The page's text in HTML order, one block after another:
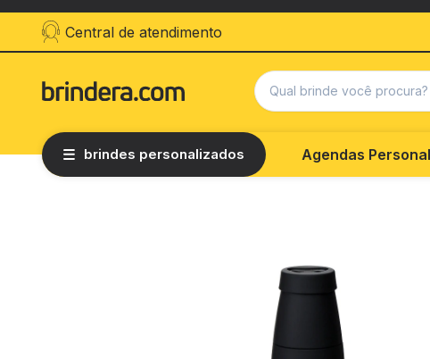
Central de atendimento
brindes personalizados Agendas